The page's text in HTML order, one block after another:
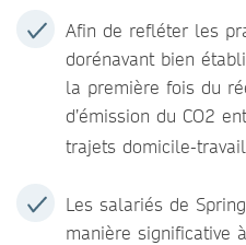
Afin de refléter les
dorénavant bien
la première fois du
d’émission du CO2
trajets domicile-travail
Les salariés de
manière significative